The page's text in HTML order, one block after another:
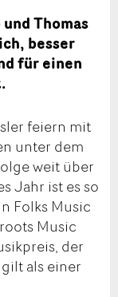
Thomas
besser
für einen
feiern mit
unter dem
weit über
Jahr ist es so
Folks Music
Music
der
als einer